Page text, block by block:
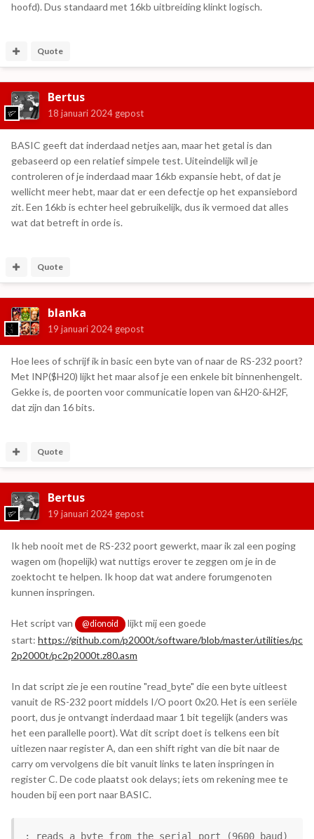
hoofd). Dus standaard met 16kb uitbreiding klinkt logisch.
Quote
Bertus
18 januari 2024 gepost
BASIC geeft dat inderdaad netjes aan, maar het getal is dan
gebaseerd op een relatief simpele test. Uiteindelijk wil je
controleren of je inderdaad maar 16kb expansie hebt, of dat je
wellicht meer hebt, maar dat er een defectje op het expansiebord
zit. Een 16kb is echter heel gebruikelijk, dus ik vermoed dat alles
wat dat betreft in orde is.
Quote
blanka
19 januari 2024 gepost
Hoe lees of schrijf ik in basic een byte van of naar de RS-232 poort?
Met INP($H20) lijkt het maar alsof je een enkele bit binnenhengelt.
Gekke is, de poorten voor communicatie lopen van &H20-&H2F,
dat zijn dan 16 bits.
Quote
Bertus
19 januari 2024 gepost
Ik heb nooit met de RS-232 poort gewerkt, maar ik zal een poging
wagen om (hopelijk) wat nuttigs erover te zeggen om je in de
zoektocht te helpen. Ik hoop dat wat andere forumgenoten
kunnen inspringen.
Het script van @dionoid
lijkt mij een goede
start: https://github.com/p2000t/software/blob/master/utilities/pc
2p2000t/pc2p2000t.z80.asm
In dat script zie je een routine "read_byte" die een byte uitleest
vanuit de RS-232 poort middels I/O poort 0x20. Het is een seriële
poort, dus je ontvangt inderdaad maar 1 bit tegelijk (anders was
het een parallelle poort). Wat dit script doet is telkens een bit
uitlezen naar register A, dan een shift right van die bit naar de
carry om vervolgens die bit vanuit links te laten inspringen in
register C. De code plaatst ook delays; iets om rekening mee te
houden bij een port naar BASIC.
; reads a byte from the serial port (9600 baud)